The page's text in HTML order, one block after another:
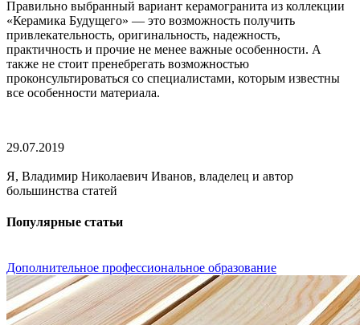
Правильно выбранный вариант керамогранита из коллекции
«Керамика Будущего» — это возможность получить
привлекательность, оригинальность, надежность,
практичность и прочие не менее важные особенности. А
также не стоит пренебрегать возможностью
проконсультироваться со специалистами, которым известны
все особенности материала.
29.07.2019
Я, Владимир Николаевич Иванов, владелец и автор
большинства статей
Популярные статьи
Дополнительное профессиональное образование